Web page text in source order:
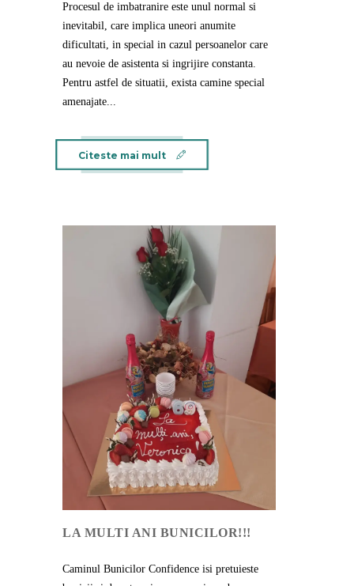
Procesul de imbatranire este unul normal si
inevitabil, care implica uneori anumite
dificultati, in special in cazul persoanelor care
au nevoie de asistenta si ingrijire constanta.
Pentru astfel de situatii, exista camine special
amenajate...
Citeste mai mult
LA MULTI ANI BUNICILOR!!!
Caminul Bunicilor Confidence isi pretuieste